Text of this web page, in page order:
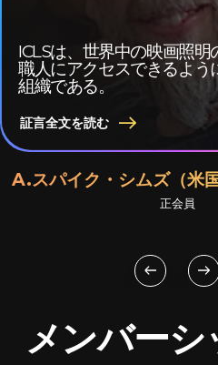
ICLSは、世界中の映画照明
職人にアクセスできるよう
組織である。
証言全文を読む
A.スパイク・シムズ（米
正会員
メンバーシ